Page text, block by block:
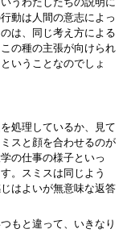
動は人間の意志によっ
は、同じ考え方による
の種の主張が向けられ
いうことなのでしょ
処理しているか、見て
スと顔を合わせるのが
の仕事の様子といっ
。スミスは同じよう
はよいが無意味な返答
もと違って、いきなり